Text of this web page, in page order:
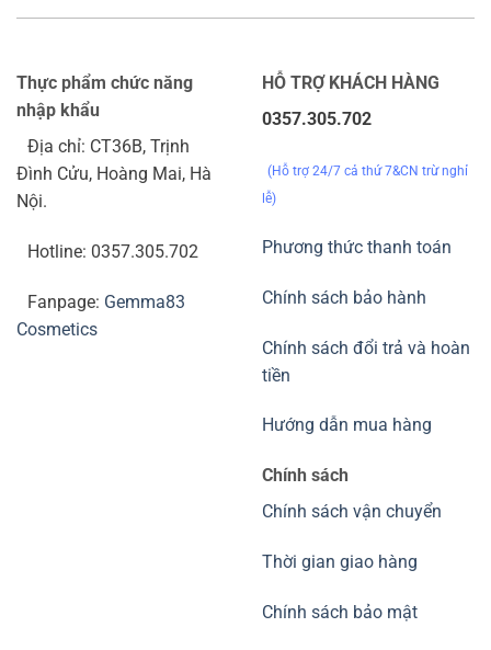
Thực phẩm chức năng
nhập khẩu
Địa chỉ: CT36B, Trịnh
Đình Cửu, Hoàng Mai, Hà
Nội.
Hotline: 0357.305.702
Fanpage: Gemma83
Cosmetics
HỖ TRỢ KHÁCH HÀNG
0357.305.702
(Hỗ trợ 24/7 cả thứ 7&CN trừ nghỉ
lễ)
Phương thức thanh toán
Chính sách bảo hành
Chính sách đổi trả và hoàn
tiền
Hướng dẫn mua hàng
Chính sách
Chính sách vận chuyển
Thời gian giao hàng
Chính sách bảo mật